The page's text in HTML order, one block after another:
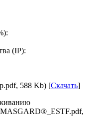
(IP):
588 Kb) [Скачать]